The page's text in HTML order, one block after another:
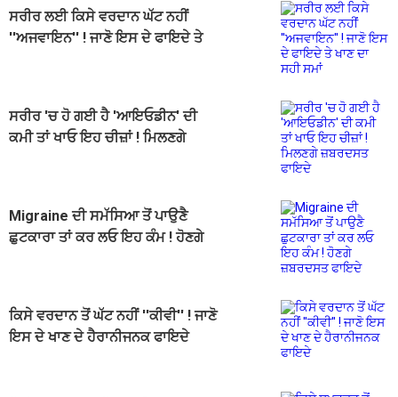
ਸਰੀਰ ਲਈ ਕਿਸੇ ਵਰਦਾਨ ਘੱਟ ਨਹੀਂ
''ਅਜਵਾਇਨ'' ! ਜਾਣੋ ਇਸ ਦੇ ਫਾਇਦੇ ਤੇ
ਸਰੀਰ 'ਚ ਹੋ ਗਈ ਹੈ 'ਆਇਓਡੀਨ' ਦੀ
ਕਮੀ ਤਾਂ ਖਾਓ ਇਹ ਚੀਜ਼ਾਂ ! ਮਿਲਣਗੇ
Migraine ਦੀ ਸਮੱਸਿਆ ਤੋਂ ਪਾਉਣੈ
ਛੁਟਕਾਰਾ ਤਾਂ ਕਰ ਲਓ ਇਹ ਕੰਮ ! ਹੋਣਗੇ
ਕਿਸੇ ਵਰਦਾਨ ਤੋਂ ਘੱਟ ਨਹੀਂ ''ਕੀਵੀ'' ! ਜਾਣੋ
ਇਸ ਦੇ ਖਾਣ ਦੇ ਹੈਰਾਨੀਜਨਕ ਫਾਇਦੇ